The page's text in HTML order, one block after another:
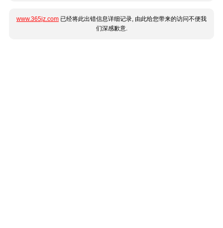
www.365jz.com 已经将此出错信息详细记录, 由此给您带来的访问不便我
们深感歉意.